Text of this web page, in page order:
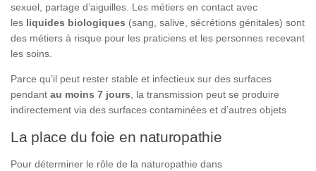
sexuel, partage d’aiguilles. Les métiers en contact avec
les liquides biologiques (sang, salive, sécrétions génitales) sont
des métiers à risque pour les praticiens et les personnes recevant
les soins.
Parce qu’il peut rester stable et infectieux sur des surfaces
pendant au moins 7 jours, la transmission peut se produire
indirectement via des surfaces contaminées et d’autres objets
La place du foie en naturopathie
Pour déterminer le rôle de la naturopathie dans